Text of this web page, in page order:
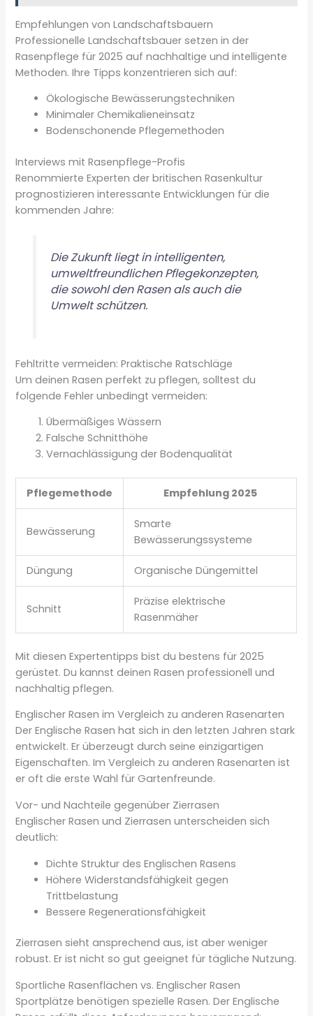
Empfehlungen von Landschaftsbauern
Professionelle Landschaftsbauer setzen in der
Rasenpflege für 2025 auf nachhaltige und intelligente
Methoden. Ihre Tipps konzentrieren sich auf:
Ökologische Bewässerungstechniken
Minimaler Chemikalieneinsatz
Bodenschonende Pflegemethoden
Interviews mit Rasenpflege-Profis
Renommierte Experten der britischen Rasenkultur
prognostizieren interessante Entwicklungen für die
kommenden Jahre:
Die Zukunft liegt in intelligenten,
umweltfreundlichen Pflegekonzepten,
die sowohl den Rasen als auch die
Umwelt schützen.
Fehltritte vermeiden: Praktische Ratschläge
Um deinen Rasen perfekt zu pflegen, solltest du
folgende Fehler unbedingt vermeiden:
Übermäßiges Wässern
Falsche Schnitthöhe
Vernachlässigung der Bodenqualität
Pflegemethode Empfehlung 2025
Bewässerung
Smarte
Bewässerungssysteme
Düngung Organische Düngemittel
Schnitt
Präzise elektrische
Rasenmäher
Mit diesen Expertentipps bist du bestens für 2025
gerüstet. Du kannst deinen Rasen professionell und
nachhaltig pflegen.
Englischer Rasen im Vergleich zu anderen Rasenarten
Der Englische Rasen hat sich in den letzten Jahren stark
entwickelt. Er überzeugt durch seine einzigartigen
Eigenschaften. Im Vergleich zu anderen Rasenarten ist
er oft die erste Wahl für Gartenfreunde.
Vor- und Nachteile gegenüber Zierrasen
Englischer Rasen und Zierrasen unterscheiden sich
deutlich:
Dichte Struktur des Englischen Rasens
Höhere Widerstandsfähigkeit gegen
Trittbelastung
Bessere Regenerationsfähigkeit
Zierrasen sieht ansprechend aus, ist aber weniger
robust. Er ist nicht so gut geeignet für tägliche Nutzung.
Sportliche Rasenflächen vs. Englischer Rasen
Sportplätze benötigen spezielle Rasen. Der Englische